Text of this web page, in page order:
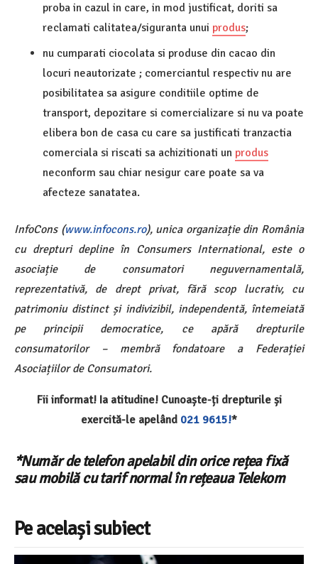
proba in cazul in care, in mod justificat, doriti sa
reclamati calitatea/siguranta unui produs;
nu cumparati ciocolata si produse din cacao din
locuri neautorizate ; comerciantul respectiv nu are
posibilitatea sa asigure conditiile optime de
transport, depozitare si comercializare si nu va poate
elibera bon de casa cu care sa justificati tranzactia
comerciala si riscati sa achizitionati un produs
neconform sau chiar nesigur care poate sa va
afecteze sanatatea.
InfoCons (www.infocons.ro), unica organizație din România
cu drepturi depline în Consumers International, este o
asociație de consumatori neguvernamentală,
reprezentativă, de drept privat, fără scop lucrativ, cu
patrimoniu distinct și indivizibil, independentă, întemeiată
pe principii democratice, ce apără drepturile
consumatorilor – membră fondatoare a Federației
Asociațiilor de Consumatori.
Fii informat! Ia atitudine! Cunoaște-ți drepturile și
exercită-le apelând 021 9615!*
*Număr de telefon apelabil din orice rețea fixă
sau mobilă cu tarif normal în rețeaua Telekom
Pe același subiect